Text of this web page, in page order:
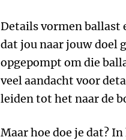
Details vormen ballast
dat jou naar jouw doel
opgepompt om die
veel aandacht voor
leiden tot het naar de
Maar hoe doe je dat?